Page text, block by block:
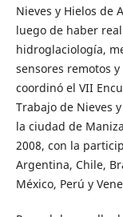
Nieves y Hielos de
luego de haber
hidroglaciología,
sensores remotos
coordinó el VII
Trabajo de Nieves
la ciudad de
2008, con la
Argentina, Chile,
México, Perú y